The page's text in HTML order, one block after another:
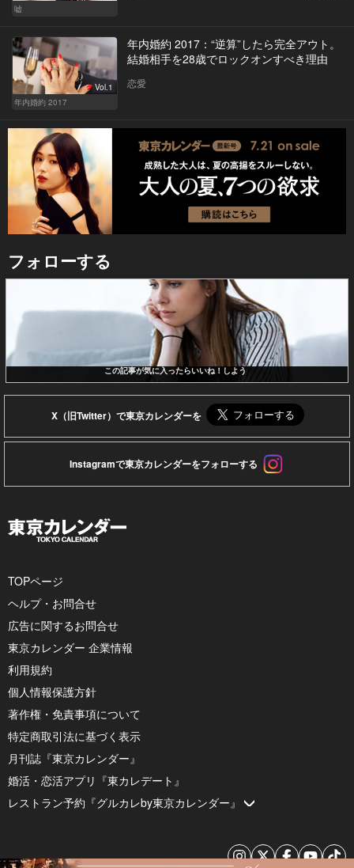
嘘
Vol.1
年内婚約 2017
年内婚約 2017：“逆算”したら完全アウト。
結婚相手を28歳でロックオンすべき理由
恋愛
フォローする
この記事が気に入ったらいいね！しよう
X（旧Twitter）で東京カレンダーを
Instagramで東京カレンダーをフォローする
TOPページ
ヘルプ・お問合せ
広告に関するお問合せ
東京カレンダー 企業情報
利用規約
個人情報保護方針
著作権・免責事項について
特定商取引法に基づく表示
月刊誌『東京カレンダー』
婚活・恋活アプリ『東カレデート』
レストラン予約『グルカレby東京カレンダー』